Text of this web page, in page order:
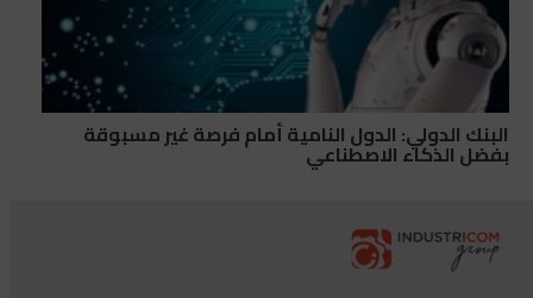
البنك الدولي: الدول النامية أمام فرصة غير مسبوقة
بفضل الذكاء الاصطناعي